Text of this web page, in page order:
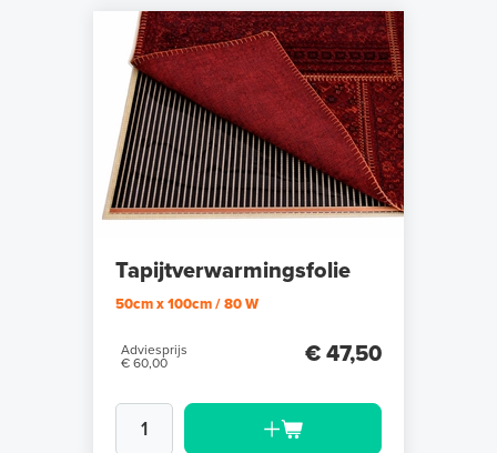
Tapijtverwarmingsfolie
50cm x 100cm / 80 W
Adviesprijs
€ 60,00
€ 47,50